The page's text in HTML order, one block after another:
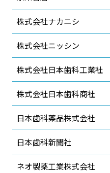
株式会社ナカニシ
株式会社ニッシン
株式会社日本歯科工業社
株式会社日本歯科商社
日本歯科薬品株式会社
日本歯科新聞社
ネオ製薬工業株式会社